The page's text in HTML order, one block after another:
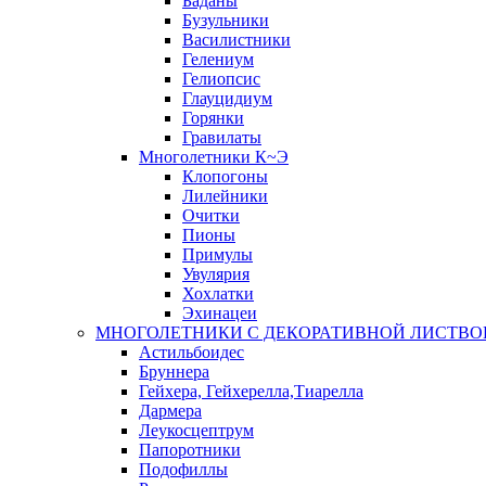
Бузульники
Василистники
Гелениум
Гелиопсис
Глауцидиум
Горянки
Гравилаты
Многолетники К~Э
Клопогоны
Лилейники
Очитки
Пионы
Примулы
Увулярия
Хохлатки
Эхинацеи
МНОГОЛЕТНИКИ С ДЕКОРАТИВНОЙ
Астильбоидес
Бруннера
Гейхера, Гейхерелла,Тиарелла
Дармера
Леукосцептрум
Папоротники
Подофиллы